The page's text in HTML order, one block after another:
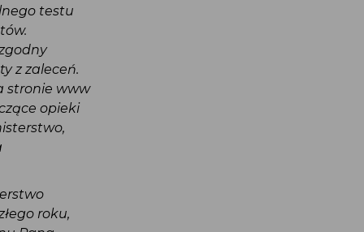
testu
z zaleceń.
stronie www
opieki
roku,